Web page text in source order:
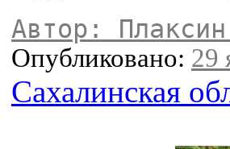
Автор:
Опубликовано: 29
Сахалинская